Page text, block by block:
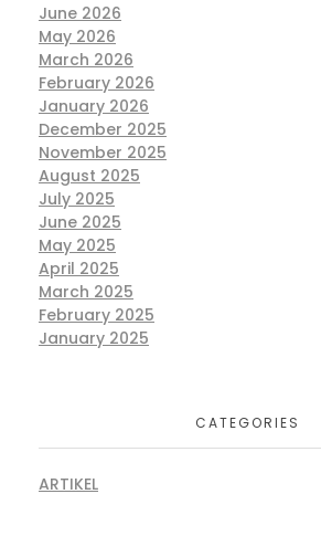
June 2026
May 2026
March 2026
February 2026
January 2026
December 2025
November 2025
August 2025
July 2025
June 2025
May 2025
April 2025
March 2025
February 2025
January 2025
CATEGORIES
ARTIKEL